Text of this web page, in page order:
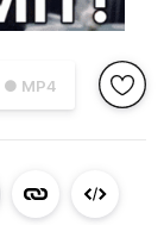
● MP4